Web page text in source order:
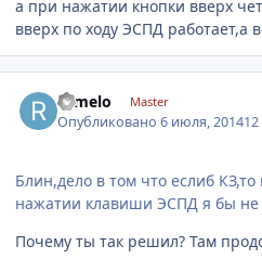
а при нажатии кнопки вверх
вверх по ходу ЭСПД работает,а
romelo Master
Опубликовано6 июля, 201412
Блин,дело в том что еслиб
нажатии клавиши ЭСПД я бы
Почему ты так решил? Там